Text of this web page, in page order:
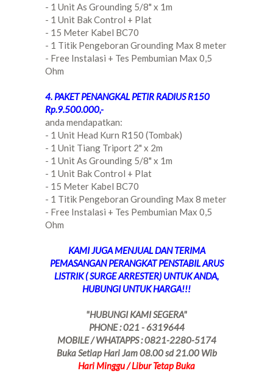
- 1 Unit As Grounding 5/8" x 1m
- 1 Unit Bak Control + Plat
- 15 Meter Kabel BC70
- 1 Titik Pengeboran Grounding Max 8 meter
- Free Instalasi + Tes Pembumian Max 0,5
Ohm
4. PAKET PENANGKAL PETIR RADIUS R150
Rp.9.500.000,-
anda mendapatkan:
- 1 Unit Head Kurn R150 (Tombak)
- 1 Unit Tiang Triport 2" x 2m
- 1 Unit As Grounding 5/8" x 1m
- 1 Unit Bak Control + Plat
- 15 Meter Kabel BC70
- 1 Titik Pengeboran Grounding Max 8 meter
- Free Instalasi + Tes Pembumian Max 0,5
Ohm
KAMI JUGA MENJUAL DAN TERIMA
PEMASANGAN PERANGKAT PENSTABIL ARUS
LISTRIK ( SURGE ARRESTER) UNTUK ANDA,
HUBUNGI UNTUK HARGA!!!
"HUBUNGI KAMI SEGERA"
PHONE : 021 - 6319644
MOBILE / WHATAPPS : 0821-2280-5174
Buka Setiap Hari Jam 08.00 sd 21.00 Wib
Hari Minggu / Libur Tetap Buka